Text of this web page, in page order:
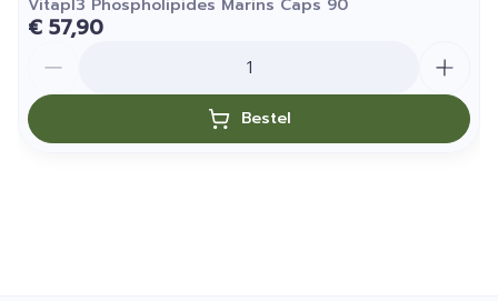
Vitapl3 Phospholipides Marins Caps 90
€ 57,90
Bestel